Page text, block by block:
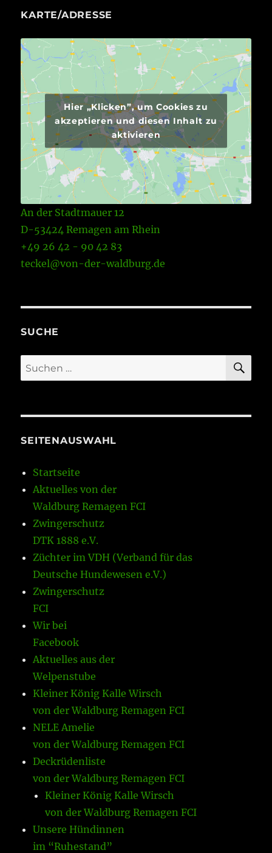
KARTE/ADRESSE
Hier „Klicken”, um Cookies zu
akzeptieren und diesen Inhalt zu
aktivieren
An der Stadtmauer 12
D-53424 Remagen am Rhein
+49 26 42 - 90 42 83
teckel@von-der-waldburg.de
SUCHE
Suchen
nach:
SEITENAUSWAHL
Startseite
Aktuelles von der
Waldburg Remagen FCI
Zwingerschutz
DTK 1888 e.V.
Züchter im VDH (Verband für das
Deutsche Hundewesen e.V.)
Zwingerschutz
FCI
Wir bei
Facebook
Aktuelles aus der
Welpenstube
Kleiner König Kalle Wirsch
von der Waldburg Remagen FCI
NELE Amelie
von der Waldburg Remagen FCI
Deckrüdenliste
von der Waldburg Remagen FCI
Kleiner König Kalle Wirsch
von der Waldburg Remagen FCI
Unsere Hündinnen
im “Ruhestand”